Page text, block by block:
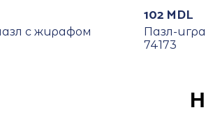
с жирафом
102 MDL
Пазл-
74173